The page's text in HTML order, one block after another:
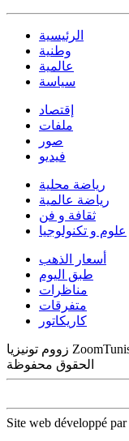
الرئيسية
وطنية
عالمية
سياسة
إقتصاد
ملفات
صور
فيديو
رياضة محلية
رياضة عالمية
ثقافة و فن
علوم و تكنولوجيا
أسعار الذهب
طبق اليوم
مناظرات
متفرقات
كاريكاتور
زووم تونيزيا ZoomTunisia.tn جريدة إلكترونية جامعة - © 2019 جميع
الحقوق محفوظة
Site web développé par